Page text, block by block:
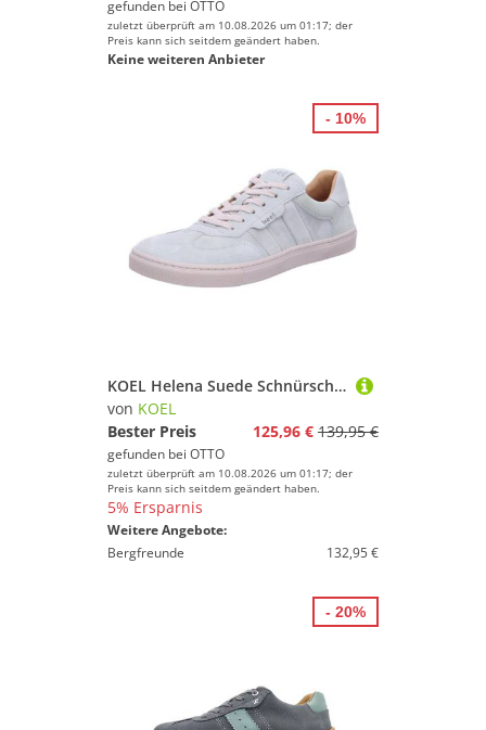
gefunden bei OTTO
zuletzt überprüft am 10.08.2026 um 01:17; der
Preis kann sich seitdem geändert haben.
Keine weiteren Anbieter
KOEL Helena Suede Schnürschuh
von KOEL
Bester Preis
125,96 € 139,95 €
gefunden bei OTTO
zuletzt überprüft am 10.08.2026 um 01:17; der
Preis kann sich seitdem geändert haben.
5% Ersparnis
Weitere Angebote:
Bergfreunde
132,95 €
- 10%
- 20%